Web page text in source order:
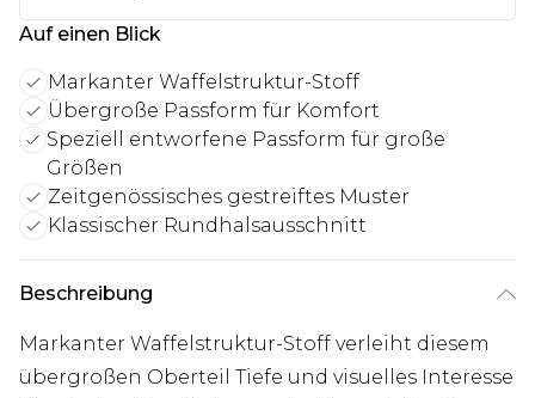
Auf einen Blick
Markanter Waffelstruktur-Stoff
Übergroße Passform für Komfort
Speziell entworfene Passform für große
Größen
Zeitgenössisches gestreiftes Muster
Klassischer Rundhalsausschnitt
Beschreibung
Markanter Waffelstruktur-Stoff verleiht diesem
übergroßen Oberteil Tiefe und visuelles Interesse